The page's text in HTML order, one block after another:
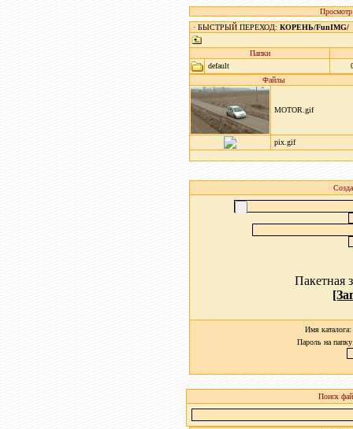
· БЫСТРЫЙ ПЕРЕХОД: КОРЕНЬ/FunIMG/
Папки
default
Файлы
MOTOR.gif
pix.gif
Пакетная
Имя каталога:
Пароль на
Поиск